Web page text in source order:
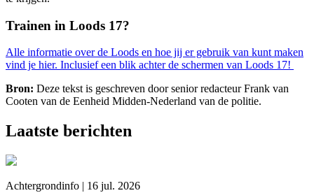
Trainen in Loods 17?
Alle informatie over de Loods en hoe jij er gebruik van kunt maken
vind je hier. Inclusief een blik achter de schermen van Loods 17!
Bron: Deze tekst is geschreven door senior redacteur Frank van
Cooten van de Eenheid Midden-Nederland van de politie.
Laatste berichten
Achtergrondinfo | 16 jul. 2026